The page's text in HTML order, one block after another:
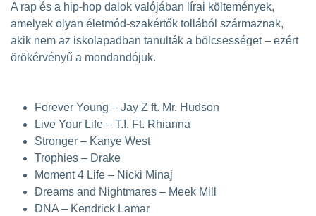
A rap és a hip-hop dalok valójában lírai költemények,
amelyek olyan életmód-szakértők tollából származnak,
akik nem az iskolapadban tanulták a bölcsességet – ezért
örökérvényű a mondandójuk.
Forever Young – Jay Z ft. Mr. Hudson
Live Your Life – T.I. Ft. Rhianna
Stronger – Kanye West
Trophies – Drake
Moment 4 Life – Nicki Minaj
Dreams and Nightmares – Meek Mill
DNA – Kendrick Lamar